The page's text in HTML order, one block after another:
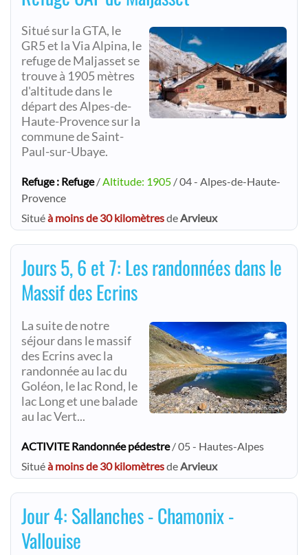
Situé sur la GTA, le
GR5 et la Via Alpina, le
refuge de Maljasset se
trouve à 1905 mètres
d'altitude dans le
départ des Alpes-de-
Haute-Provence sur la
commune de Saint-
Paul-sur-Ubaye.
Refuge : Refuge/ Altitude: 1905 / 04 - Alpes-de-Haute-
Provence
Situéà moins de 30 kilomètresde Arvieux
Jours 5, 6 et 7: Les randonnées dans le
Massif des Ecrins
La suite de notre
séjour dans le massif
des Ecrins avec la
randonnée au lac du
Goléon, le lac Rond, le
lac Long et une balade
au lac Vert...
ACTIVITE Randonnée pédestre/ 05 - Hautes-Alpes
Situéà moins de 30 kilomètresde Arvieux
Jour 4: Sallanches - Chamonix -
Vallouise